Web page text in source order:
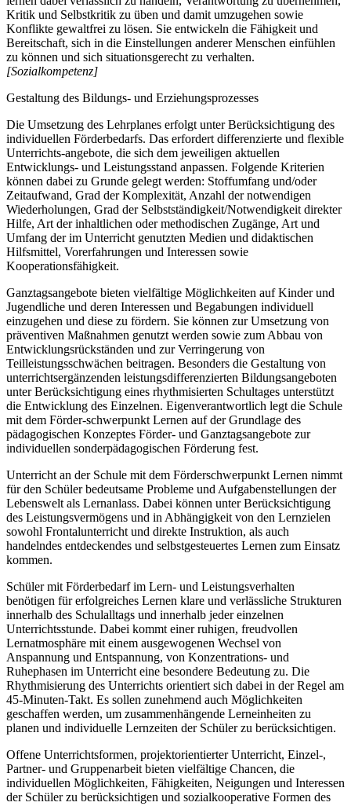
Kritik und Selbstkritik zu üben und damit umzugehen sowie
Konflikte gewaltfrei zu lösen. Sie entwickeln die Fähigkeit und
Bereitschaft, sich in die Einstellungen anderer Menschen einfühlen
zu können und sich situationsgerecht zu verhalten.
[Sozialkompetenz]
Gestaltung des Bildungs- und Erziehungsprozesses
Die Umsetzung des Lehrplanes erfolgt unter Berücksichtigung des
individuellen Förderbedarfs. Das erfordert differenzierte und flexible
Unterrichts-angebote, die sich dem jeweiligen aktuellen
Entwicklungs- und Leistungsstand anpassen. Folgende Kriterien
können dabei zu Grunde gelegt werden: Stoffumfang und/oder
Zeitaufwand, Grad der Komplexität, Anzahl der notwendigen
Wiederholungen, Grad der Selbstständigkeit/Notwendigkeit direkter
Hilfe, Art der inhaltlichen oder methodischen Zugänge, Art und
Umfang der im Unterricht genutzten Medien und didaktischen
Hilfsmittel, Vorerfahrungen und Interessen sowie
Kooperationsfähigkeit.
Ganztagsangebote bieten vielfältige Möglichkeiten auf Kinder und
Jugendliche und deren Interessen und Begabungen individuell
einzugehen und diese zu fördern. Sie können zur Umsetzung von
präventiven Maßnahmen genutzt werden sowie zum Abbau von
Entwicklungsrückständen und zur Verringerung von
Teilleistungsschwächen beitragen. Besonders die Gestaltung von
unterrichtsergänzenden leistungsdifferenzierten Bildungsangeboten
unter Berücksichtigung eines rhythmisierten Schultages unterstützt
die Entwicklung des Einzelnen. Eigenverantwortlich legt die Schule
mit dem Förder-schwerpunkt Lernen auf der Grundlage des
pädagogischen Konzeptes Förder- und Ganztagsangebote zur
individuellen sonderpädagogischen Förderung fest.
Unterricht an der Schule mit dem Förderschwerpunkt Lernen nimmt
für den Schüler bedeutsame Probleme und Aufgabenstellungen der
Lebenswelt als Lernanlass. Dabei können unter Berücksichtigung
des Leistungsvermögens und in Abhängigkeit von den Lernzielen
sowohl Frontalunterricht und direkte Instruktion, als auch
handelndes entdeckendes und selbstgesteuertes Lernen zum Einsatz
kommen.
Schüler mit Förderbedarf im Lern- und Leistungsverhalten
benötigen für erfolgreiches Lernen klare und verlässliche Strukturen
innerhalb des Schulalltags und innerhalb jeder einzelnen
Unterrichtsstunde. Dabei kommt einer ruhigen, freudvollen
Lernatmosphäre mit einem ausgewogenen Wechsel von
Anspannung und Entspannung, von Konzentrations- und
Ruhephasen im Unterricht eine besondere Bedeutung zu. Die
Rhythmisierung des Unterrichts orientiert sich dabei in der Regel am
45-Minuten-Takt. Es sollen zunehmend auch Möglichkeiten
geschaffen werden, um zusammenhängende Lerneinheiten zu
planen und individuelle Lernzeiten der Schüler zu berücksichtigen.
Offene Unterrichtsformen, projektorientierter Unterricht, Einzel-,
Partner- und Gruppenarbeit bieten vielfältige Chancen, die
individuellen Möglichkeiten, Fähigkeiten, Neigungen und Interessen
der Schüler zu berücksichtigen und sozialkooperative Formen des